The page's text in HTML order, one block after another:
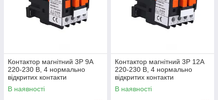
Контактор магнітний 3P 9A
220-230 В, 4 нормально
відкритих контакти
В наявності
Контактор магнітний 3P 12A
220-230 В, 4 нормально
відкритих контакти
В наявності